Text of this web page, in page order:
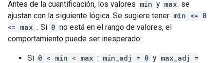
Antes de la cuantificación, los valores min y max se
ajustan con la siguiente lógica. Se sugiere tener min <= 0
<= max . Si 0 no está en el rango de valores, el
comportamiento puede ser inesperado:
Si 0 < min < max : min_adj = 0 y max_adj =